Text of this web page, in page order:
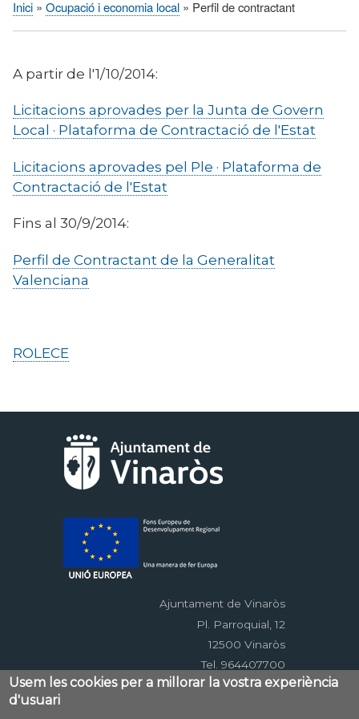
Fil
Inici Ocupació i economia local Perfil de contractant
A partir de l'1/10/2014:
Licitacions aprovades per la Junta de Govern
Local · Plataforma de Contractació de l'Estat
Licitacions aprovades pel Ple · Plataforma de
Contractació de l'Estat
Fins al 30/9/2014:
Perfil de Contractant de la Generalitat
Valenciana
ROLECE
Ajuntament de Vinaròs
Pl. Parroquial, 12
12500 Vinaròs
Tel. 964407700
Usem les cookies per a millorar la vostra experiència
d'usuari